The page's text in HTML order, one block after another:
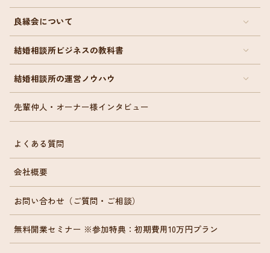
良縁会について
結婚相談所ビジネスの教科書
結婚相談所の運営ノウハウ
先輩仲人・オーナー様インタビュー
よくある質問
会社概要
お問い合わせ（ご質問・ご相談）
無料開業セミナー ※参加特典：初期費用10万円プラン